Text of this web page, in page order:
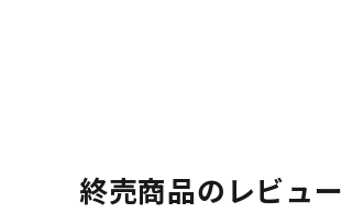
終売商品のレビュー